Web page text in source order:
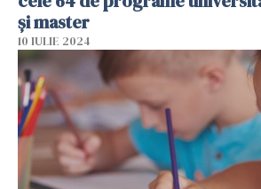
și master
10 IULIE 2024